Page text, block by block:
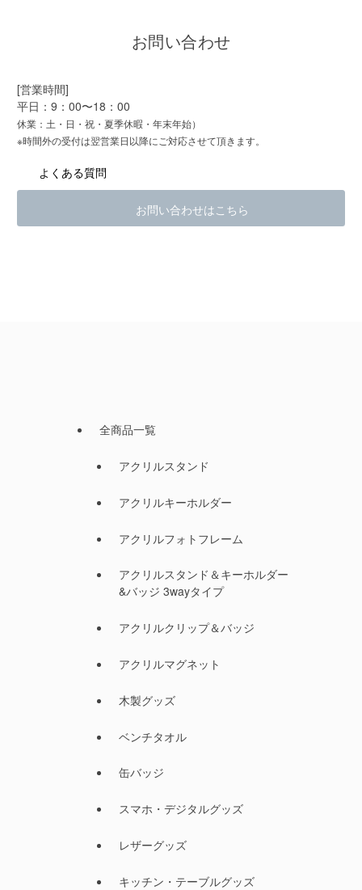
お問い合わせ
[営業時間]
平日：9：00〜18：00
休業：土・日・祝・夏季休暇・年末年始）
※時間外の受付は翌営業日以降にご対応させて頂きます。
よくある質問
お問い合わせはこちら
全商品一覧
アクリルスタンド
アクリルキーホルダー
アクリルフォトフレーム
アクリルスタンド＆キーホルダー
&バッジ 3wayタイプ
アクリルクリップ＆バッジ
アクリルマグネット
木製グッズ
ベンチタオル
缶バッジ
スマホ・デジタルグッズ
レザーグッズ
キッチン・テーブルグッズ